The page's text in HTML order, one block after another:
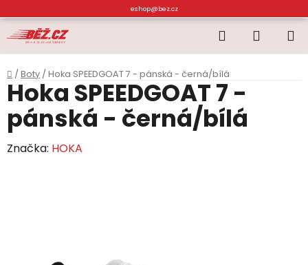
na
obsah
eshop@bez.cz
Hledat
KOŠÍK
Domů
/ Boty / Hoka SPEEDGOAT 7 - pánská - černá/bílá
Hoka SPEEDGOAT 7 -
pánská - černá/bílá
Značka: HOKA